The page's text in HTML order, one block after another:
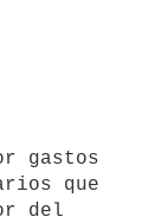
que
del